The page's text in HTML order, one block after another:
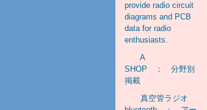
provide radio circuit
diagrams and PCB
data for radio
enthusiasts.
A
SHOP ： 分野別
掲載
真空管ラジオ